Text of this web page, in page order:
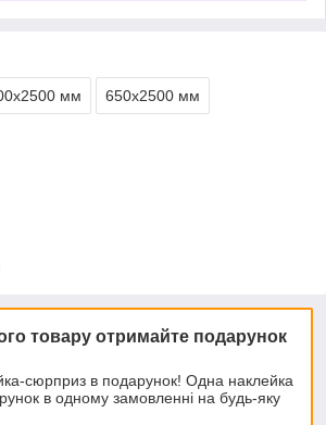
мм 650х2500 мм
товару отримайте подарунок
сюрприз в подарунок! Одна наклейка
в одному замовленні на будь-яку